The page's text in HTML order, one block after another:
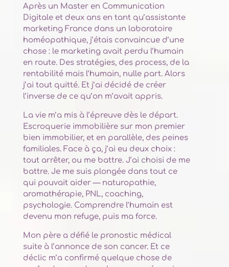
Après un Master en Communication
Digitale et deux ans en tant qu’assistante
marketing France dans un laboratoire
homéopathique, j’étais convaincue d’une
chose : le marketing avait perdu l’humain
en route. Des stratégies, des process, de la
rentabilité mais l’humain, nulle part. Alors
j’ai tout quitté. Et j’ai décidé de créer
l’inverse de ce qu’on m’avait appris.
La vie m’a mis à l’épreuve dès le départ.
Escroquerie immobilière sur mon premier
bien immobilier, et en parallèle, des peines
familiales. Face à ça, j’ai eu deux choix :
tout arrêter, ou me battre. J’ai choisi de me
battre. Je me suis plongée dans tout ce
qui pouvait aider — naturopathie,
aromathérapie, PNL, coaching,
psychologie. Comprendre l’humain est
devenu mon refuge, puis ma force.
Mon père a défié le pronostic médical
suite à l’annonce de son cancer. Et ce
déclic m’a confirmé quelque chose de